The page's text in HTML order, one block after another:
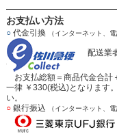
お支払い方法
○代金引換 （インターネット、電
配送業
お支払総額＝商品代金合計
一律 ￥330(税込)となります
い。
○銀行振込 （インターネット、電